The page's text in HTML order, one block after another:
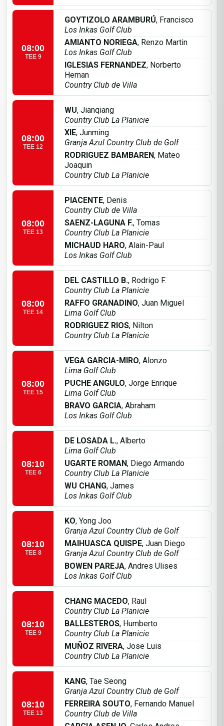
08:00
TEE 9
GOYTIZOLO ARAMBURÚ, Francisco
Los Inkas Golf Club
AMIANTO NORIEGA, Renzo Martin
Los Inkas Golf Club
IGLESIAS FERNANDEZ, Norberto
Hernan
Country Club de Villa
08:00
TEE 12
WU, Jianqiang
Country Club La Planicie
XIE, Junming
Granja Azul Country Club de Golf
RODRIGUEZ BAMBAREN, Mateo
Joaquin
Country Club La Planicie
08:00
TEE 13
PIACENTE, Denis
Country Club de Villa
SAENZ-LAGUNA F., Tomas
Country Club La Planicie
MICHAUD HARO, Alain-Paul
Los Inkas Golf Club
08:00
TEE 14
DEL CASTILLO B., Rodrigo F.
Country Club La Planicie
RAFFO GRANADINO, Juan Miguel
Lima Golf Club
RODRIGUEZ RIOS, Nilton
Country Club La Planicie
08:00
TEE 15
VEGA GARCIA-MIRO, Alonzo
Lima Golf Club
PUCHE ANGULO, Jorge Enrique
Lima Golf Club
BRAVO GARCIA, Abraham
Los Inkas Golf Club
08:10
TEE 6
DE LOSADA L., Alberto
Lima Golf Club
UGARTE ROMAN, Diego Armando
Country Club La Planicie
WU CHANG, James
Los Inkas Golf Club
08:10
TEE 8
KO, Yong Joo
Granja Azul Country Club de Golf
MAIHUASCA QUISPE, Juan Diego
Granja Azul Country Club de Golf
BOWEN PAREJA, Andres Ulises
Los Inkas Golf Club
08:10
TEE 9
CHANG MACEDO, Raul
Country Club La Planicie
BALLESTEROS, Humberto
Country Club La Planicie
MUÑOZ RIVERA, Jose Luis
Country Club La Planicie
08:10
TEE 13
KANG, Tae Seong
Granja Azul Country Club de Golf
FERREIRA SOUTO, Fernando Manuel
Country Club de Villa